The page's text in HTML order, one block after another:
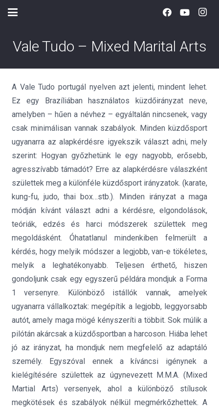
Vale Tudo – Mixed Marital Arts
A Vale Tudo portugál nyelven azt jelenti, mindent lehet.
Ez egy Brazíliában használatos küzdőirányzat neve,
amelyben – hűen a névhez – egyáltalán nincsenek, vagy
csak minimálisan vannak szabályok. Minden küzdősport
ugyanarra az alapkérdésre igyekszik választ adni, mely
szerint: Hogyan győzhetünk le egy nagyobb, erősebb,
agresszívabb támadót? Erre az alapkérdésre válaszként
születtek meg a különféle küzdősport irányzatok. (karate,
kung-fu, judo, thai box…stb.). Minden irányzat a maga
módján kívánt választ adni a kérdésre, elgondolások,
teóriák, edzés és harci módszerek születtek meg
megoldásként. Óhatatlanul mindenkiben felmerült a
kérdés, hogy melyik módszer a legjobb, van-e tökéletes,
melyik a leghatékonyabb. Teljesen érthető, hiszen
gondoljunk csak egy egyszerű példára mondjuk a Forma
1 versenyre. Különböző istállók vannak, amelyek
ugyanarra vállalkoztak: megépítik a legjobb, leggyorsabb
autót, amely maga mögé kényszeríti a többit. Sok múlik a
pilótán akárcsak a küzdősportban a harcoson. Hiába lehet
jó az irányzat, ha mondjuk nem megfelelő az adaptáló
személy. Egyszóval ennek a kíváncsi igénynek a
kielégítésére születtek az úgynevezett M.M.A. (Mixed
Martial Arts) versenyek, ahol a különböző stílusok
megkötések és szabályok nélkül megmérkőzhettek. A